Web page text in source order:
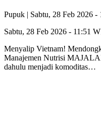
Pupuk | Sabtu, 28 Feb 2026 -
Sabtu, 28 Feb 2026 - 11:51
Menyalip Vietnam!
Manajemen Nutrisi
dahulu menjadi komoditas…